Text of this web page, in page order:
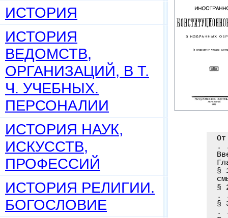
ИСТОРИЯ
ИСТОРИЯ
ВЕДОМСТВ,
ОРГАНИЗАЦИЙ, В Т.
Ч. УЧЕБНЫХ.
ПЕРСОНАЛИИ
ИСТОРИЯ НАУК,
ИСКУССТВ,
ПРОФЕССИЙ
ИСТОРИЯ РЕЛИГИИ.
БОГОСЛОВИЕ
.
§
§
.
§
.